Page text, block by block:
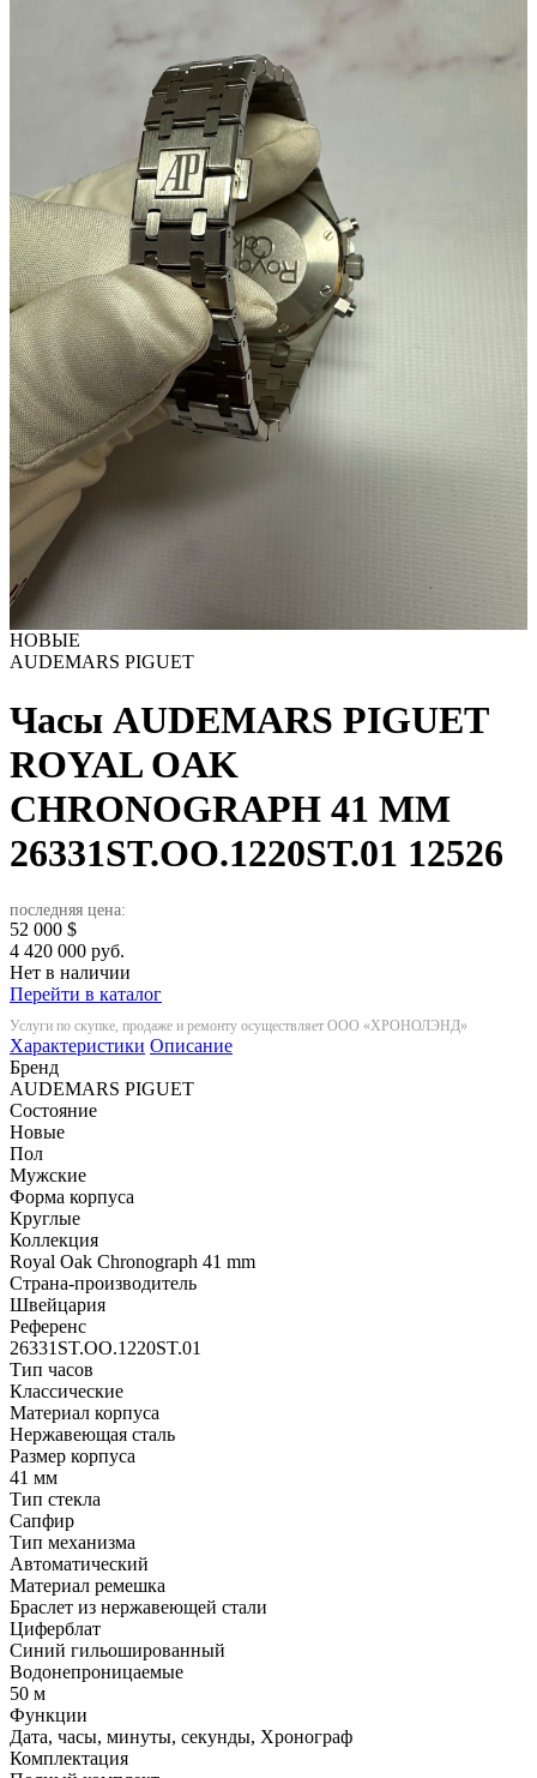
НОВЫЕ
AUDEMARS PIGUET
Часы AUDEMARS PIGUET
ROYAL OAK
CHRONOGRAPH 41 MM
26331ST.OO.1220ST.01 12526
последняя цена:
52 000 $
4 420 000 руб.
Нет в наличии
Перейти в каталог
Услуги по скупке, продаже и ремонту осуществляет ООО «ХРОНОЛЭНД»
Характеристики Описание
Бренд
AUDEMARS PIGUET
Состояние
Новые
Пол
Мужские
Форма корпуса
Круглые
Коллекция
Royal Oak Chronograph 41 mm
Страна-производитель
Швейцария
Референс
26331ST.OO.1220ST.01
Тип часов
Классические
Материал корпуса
Нержавеющая сталь
Размер корпуса
41 мм
Тип стекла
Сапфир
Тип механизма
Автоматический
Материал ремешка
Браслет из нержавеющей стали
Циферблат
Синий гильошированный
Водонепроницаемые
50 м
Функции
Дата, часы, минуты, секунды, Хронограф
Комплектация